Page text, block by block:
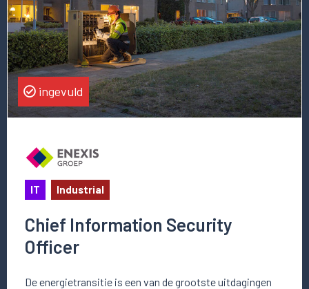
Information
Security
Officer
ingevuld
IT Industrial
Chief Information Security
Officer
De energietransitie is een van de grootste uitdagingen